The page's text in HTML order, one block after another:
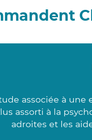
associée à
assorti à la
adroites et les